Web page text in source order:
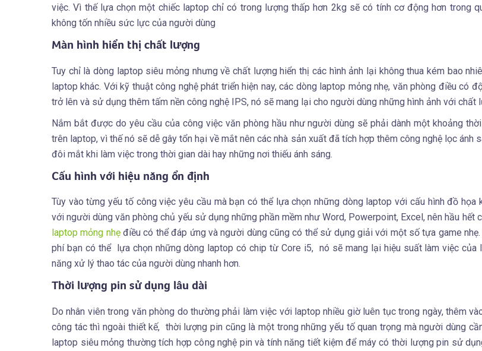
việc. Vì thế lựa chọn một chiếc laptop chỉ có trong lượng thấp hơn 2kg sẽ có tính cơ động hơn trong
không tốn nhiều sức lực của người dùng
Màn hình hiển thị chất lượng
Tuy chỉ là dòng laptop siêu mỏng nhưng về chất lượng hiển thị các hình ảnh lại không thua kém bao
laptop khác. Với kỹ thuật công nghệ phát triển hiện nay, các dòng laptop mỏng nhẹ, văn phòng điều có
trở lên và sử dụng thêm tấm nền công nghệ IPS, nó sẽ mang lại cho người dùng những hình ảnh với chất
Nắm bắt được do yêu cầu của công việc văn phòng hầu như người dùng sẽ phải dành một khoảng
trên laptop, vì thế nó sẽ dễ gây tổn hại về mắt nên các nhà sản xuất đã tích hợp thêm công nghệ lọc ánh
đôi mắt khi làm việc trong thời gian dài hay những nơi thiếu ánh sáng.
Cấu hình với hiệu năng ổn định
Tùy vào từng yếu tố công việc yêu cầu mà bạn có thể lựa chọn những dòng laptop với cấu hình đồ họa
với người dùng văn phòng chủ yếu sử dụng những phần mềm như Word, Powerpoint, Excel, nên hầu hết
laptop mỏng nhẹđiều có thể đáp ứng và người dùng cũng có thể sử dụng giải với một số tựa game nhẹ.
phí bạn có thể lựa chọn những dòng laptop có chip từ Core i5, nó sẽ mang lại hiệu suất làm việc của
năng xử lý thao tác của người dùng nhanh hơn.
Thời lượng pin sử dụng lâu dài
Do nhân viên trong văn phòng do thường phải làm việc với laptop nhiều giờ luên tục trong ngày, thêm
công tác thì ngoài thiết kế, thời lượng pin cũng là một trong những yếu tố quan trọng mà người dùng
laptop siêu mỏng thường tích hợp công nghệ pin và tính năng tiết kiệm để máy có thời lượng pin sử